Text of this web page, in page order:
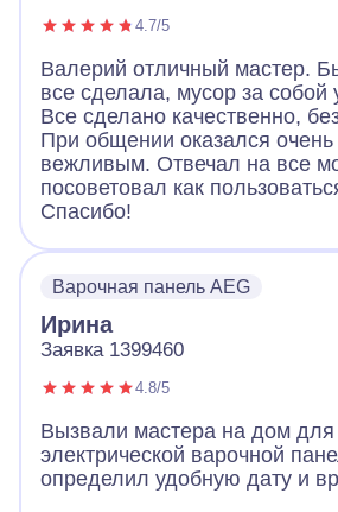
4.7/5
Валерий отличный мастер.
все сделала, мусор за собой
Все сделано качественно,
При общении оказался
вежливым. Отвечал на все
посоветовал как
Спасибо!
Варочная панель AEG
Ирина
Заявка 1399460
4.8/5
Вызвали мастера на дом для
электрической варочной
определил удобную дату и